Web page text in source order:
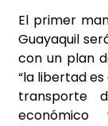
El primer
Guayaquil
con un plan
“la libertad
transporte
económico